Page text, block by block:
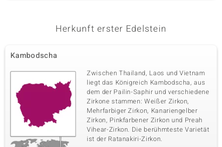
Herkunft erster Edelstein
Kambodscha
Zwischen Thailand, Laos und Vietnam
liegt das Königreich Kambodscha, aus
dem der Pailin-Saphir und verschiedene
Zirkone stammen: Weißer Zirkon,
Mehrfarbiger Zirkon, Kanariengelber
Zirkon, Pinkfarbener Zirkon und Preah
Vihear-Zirkon. Die berühmteste Varietät
ist der Ratanakiri-Zirkon.